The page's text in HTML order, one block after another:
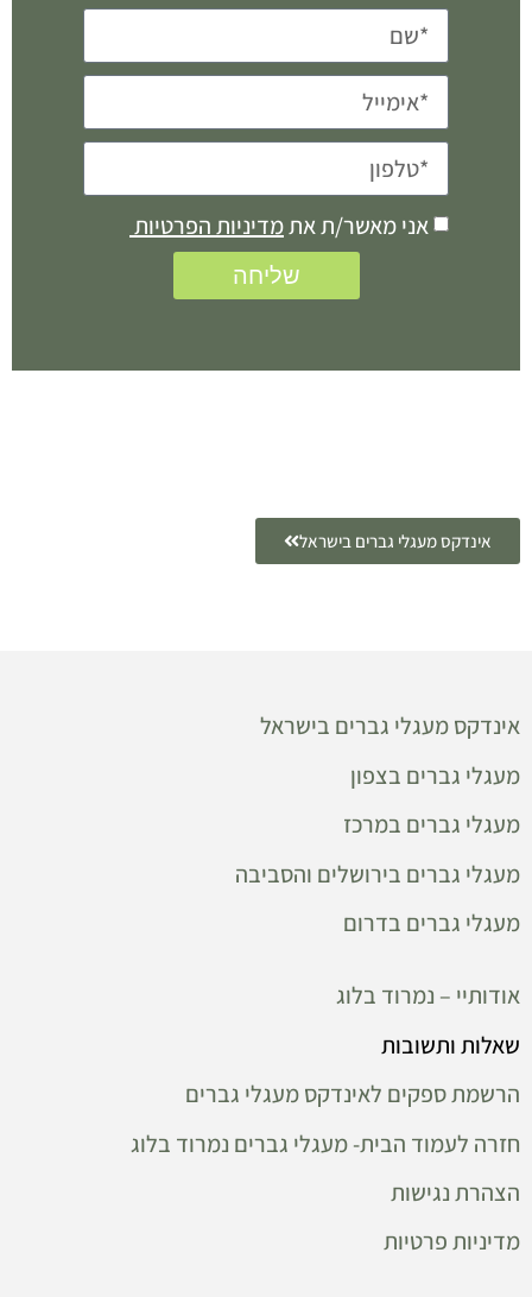
אני מאשר/ת אתמדיניות הפרטיות
שליחה
אינדקס מעגלי גברים בישראל
אינדקס מעגלי גברים בישראל
מעגלי גברים בצפון
מעגלי גברים במרכז
מעגלי גברים בירושלים והסביבה
מעגלי גברים בדרום
אודותיי – נמרוד בלוג
שאלות ותשובות
הרשמת ספקים לאינדקס מעגלי גברים
חזרה לעמוד הבית- מעגלי גברים נמרוד בלוג
הצהרת נגישות
מדיניות פרטיות